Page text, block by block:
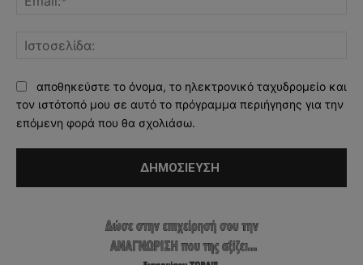
αποθηκεύστε το όνομα, το ηλεκτρονικό ταχυδρομείο και
τον ιστότοπό μου σε αυτό το πρόγραμμα περιήγησης για την
επόμενη φορά που θα σχολιάσω.